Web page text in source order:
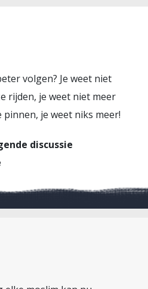
volgen? Je weet niet
rijden, je weet niet meer
je weet niks meer!
discussie